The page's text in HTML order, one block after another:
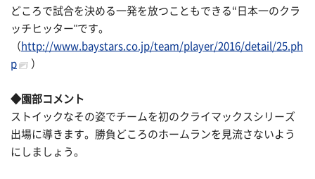
どころで試合を決める一発を放つこともできる“日本一のクラ
ッチヒッター"です。
（ http://www.baystars.co.jp/team/player/2016/detail/25.ph
p
）
◆園部コメント
ストイックなその姿でチームを初のクライマックスシリーズ
出場に導きます。勝負どころのホームランを見流さないよう
にしましょう。